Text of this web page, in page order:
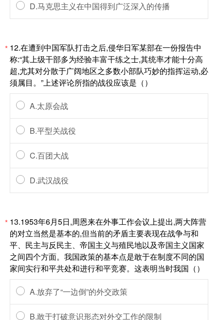
D.马克思主义在中国得到广泛深入的传播
* 12.在遭到中国军队打击之后,侵华日军某部在一份报告中
称:“其上级干部多为经验丰富干练之士,其统率才能十分高
超,尤其对分散于广阔地区之多数小部队巧妙的指挥运动,必
须属目。”上述评论所指的战役应该是（）
A.太原会战
B.平型关战役
C.百团大战
D.武汉战役
* 13.1953年6月5日,周恩来在外事工作会议上提出,两大阵营
的对立当然是基本的,但当前的矛盾主要表现在战争与和
平、民主与反民主、帝国主义与殖民地以及帝国主义国家
之间四个方面。我国政策的基本点是敢于在制度不同的国
家间实行和平共处和进行和平竞赛。这表明当时我国（）
A.放弃了“一边倒”的外交政策
B.敢于打破意识形态对外交工作的限制